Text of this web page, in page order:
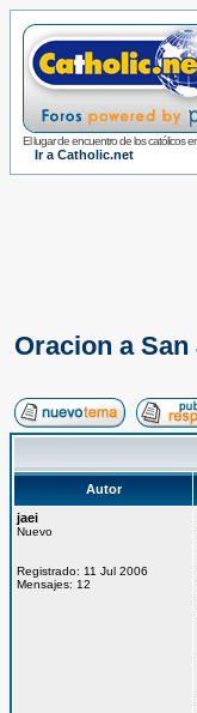
El lugar de encuentro de los católicos
Ir a Catholic.net
Oracion a San
Autor
jaei
Nuevo
Registrado: 11 Jul 2006
Mensajes: 12